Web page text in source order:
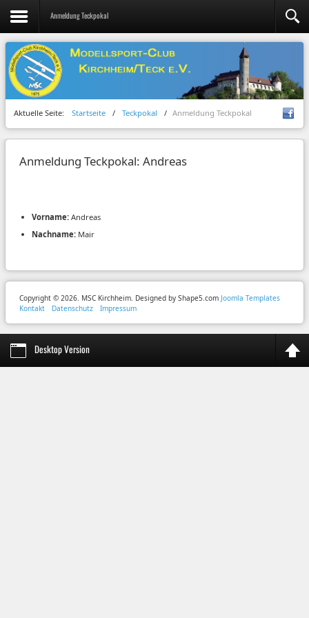
Anmeldung Teckpokal
Aktuelle Seite: Startseite / Teckpokal / Anmeldung Teckpokal
Anmeldung Teckpokal: Andreas
Vorname: Andreas
Nachname: Mair
Copyright © 2026. MSC Kirchheim. Designed by Shape5.com Joomla Templates
Kontakt
Datenschutz Impressum
Desktop Version